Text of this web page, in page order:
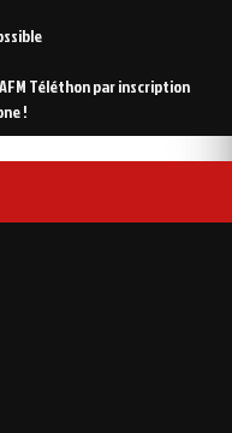
Téléthon par inscription
!